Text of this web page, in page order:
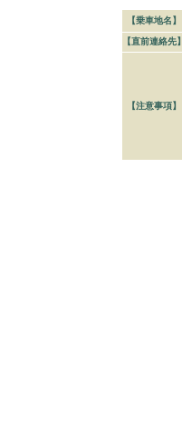
【乗車地名】
【直前連絡先】
【注意事項】